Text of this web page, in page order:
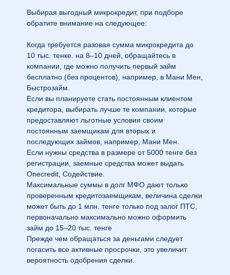
Выбирая выгодный микрокредит, при подборе
обратите внимание на следующее:
Когда требуется разовая сумма микрокредита до
10 тыс. тенке. на 8–10 дней, обращайтесь в
компании, где можно получить первый займ
бесплатно (без процентов), например, в Мани Мен,
Быстрозайм.
Если вы планируете стать постоянным клиентом
кредитора, выбирать лучше те компании, которые
предоставляют льготные условия своим
постоянным заемщикам для вторых и
последующих займов, например, Мани Мен.
Если нужны средства в размере от 5000 тенге без
регистрации, заемные средства может выдать
Onecredit, Содействие.
Максимальные суммы в долг МФО дают только
проверенным кредитозаемщикам, величина сделки
может быть до 1 млн. тенге только под залог ПТС,
первоначально максимально можно оформить
займ до 15–20 тыс. тенге
Прежде чем обращаться за деньгами следует
погасить все активные просрочки, это увеличит
вероятность одобрения сделки.